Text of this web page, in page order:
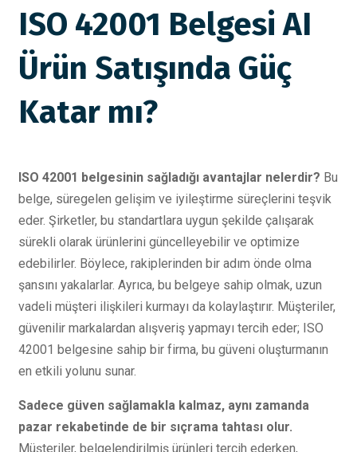
ISO 42001 Belgesi AI
Ürün Satışında Güç
Katar mı?
ISO 42001 belgesinin sağladığı avantajlar nelerdir? Bu
belge, süregelen gelişim ve iyileştirme süreçlerini teşvik
eder. Şirketler, bu standartlara uygun şekilde çalışarak
sürekli olarak ürünlerini güncelleyebilir ve optimize
edebilirler. Böylece, rakiplerinden bir adım önde olma
şansını yakalarlar. Ayrıca, bu belgeye sahip olmak, uzun
vadeli müşteri ilişkileri kurmayı da kolaylaştırır. Müşteriler,
güvenilir markalardan alışveriş yapmayı tercih eder; ISO
42001 belgesine sahip bir firma, bu güveni oluşturmanın
en etkili yolunu sunar.
Sadece güven sağlamakla kalmaz, aynı zamanda
pazar rekabetinde de bir sıçrama tahtası olur.
Müşteriler, belgelendirilmiş ürünleri tercih ederken,